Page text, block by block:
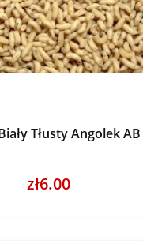
Tłusty Angolek AB
zł6.00